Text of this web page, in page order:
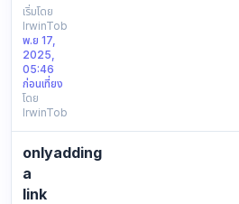
ДОСТУПНЫХ
ССЫЛОК
ДЛЯ
ВХОДА
НА
MEGA:
Зеркала
—
это
альтернативные
домены,
เริ่มโดย
IrwinTob
พ.ย 17,
2025,
05:46
ก่อนเที่ยง
โดย
IrwinTob
onlyadding
a
link